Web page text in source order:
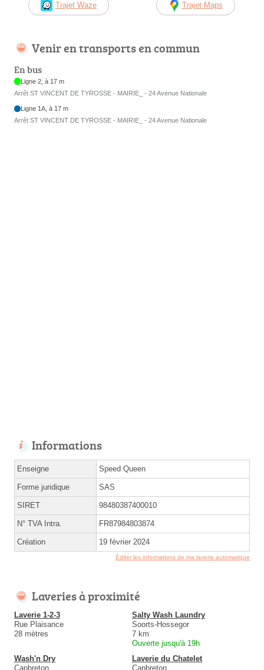
Trajet Waze Trajet Maps
Venir en transports en commun
En bus
Ligne 2, à 17 m
Arrêt ST VINCENT DE TYROSSE - MAIRIE_ - 24 Avenue Nationale
Ligne 1A, à 17 m
Arrêt ST VINCENT DE TYROSSE - MAIRIE_ - 24 Avenue Nationale
Informations
Enseigne Speed Queen
Forme juridique SAS
SIRET 98480387400010
N° TVA Intra. FR87984803874
Création 19 février 2024
Éditer les informations de ma laverie automatique
Laveries à proximité
Laverie 1-2-3
Rue Plaisance
28 mètres
Salty Wash Laundry
Soorts-Hossegor
7 km
Ouverte jusqu'à 19h
Wash'n Dry
Capbreton
Laverie du Chatelet
Capbreton